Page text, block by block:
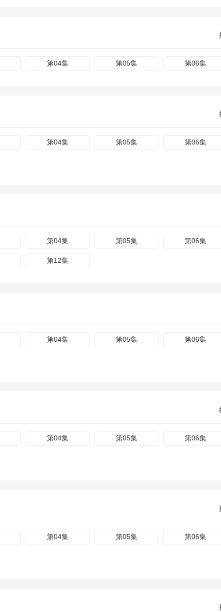
第04集 第05集 第06集
第04集 第05集 第06集
第04集 第05集 第06集
第12集
第04集 第05集 第06集
第04集 第05集 第06集
第04集 第05集 第06集